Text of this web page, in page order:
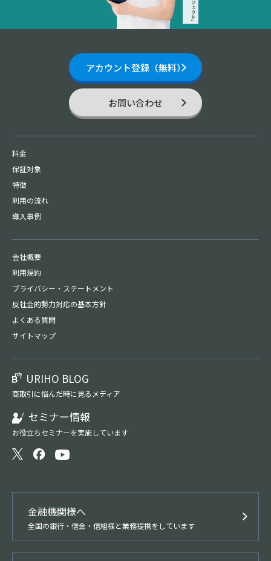
料金
保証対象
特徴
利用の流れ
導入事例
URIHO BLOG
商取引に悩んだ時に見るメディア
セミナー情報
お役立ちセミナーを実施しています
会社概要
利用規約
プライバシー・ ステートメント
反社会的勢力対応の基本方針
よくある質問
サイトマップ
アカウント登録（無料）
お問い合わせ
金融機関様へ
全国の銀行・信金・信組様と業務提携をしています